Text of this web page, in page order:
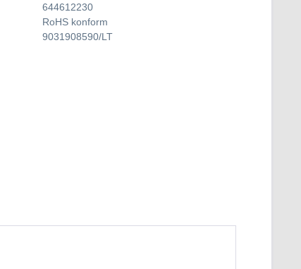
644612230
RoHS konform
9031908590/LT